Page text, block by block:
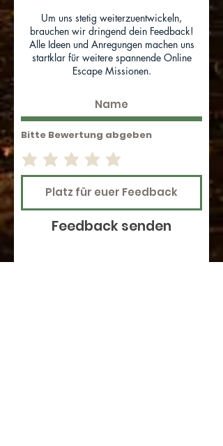
Um uns stetig weiterzuentwickeln,
brauchen wir dringend dein Feedback!
Alle Ideen und Anregungen machen uns
startklar für weitere spannende Online
Escape Missionen.
Bitte Bewertung abgeben
Feedback senden